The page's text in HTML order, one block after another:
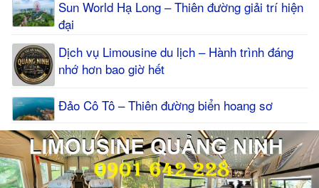
Sun World Hạ Long – Thiên đường giải trí hiện
đại
Dịch vụ Limousine du lịch – Hành trình đáng
nhớ hơn bao giờ hết
Đảo Cô Tô – Thiên đường biển hoang sơ